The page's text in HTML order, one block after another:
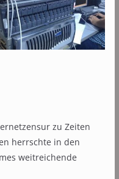
zu Zeiten
herrschte in den
weitreichende